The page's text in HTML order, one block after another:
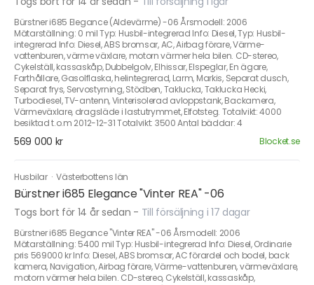
Bürstner i685 Elegance (Aldevärme) -06 Årsmodell: 2006
Mätarställning: 0 mil Typ: Husbil-integrerad Info: Diesel, Typ: Husbil-
integrerad Info: Diesel, ABS bromsar, AC, Airbag förare, Värme-
vattenburen, värme växlare, motorn värmer hela bilen. CD-stereo,
Cykelställ, kassaskåp, Dubbelgolv, Elhissar, Elspeglar, En ägare,
Farthållare, Gasolflaska, helintegrerad, Larm, Markis, Separat dusch,
Separat frys, Servostyrning, Stödben, Taklucka, Taklucka Hecki,
Turbodiesel, TV-antenn, Vinterisolerad avloppstank, Backamera,
Värmeväxlare, dragsläde i lastutrymmet, Elfotsteg. Totalvikt: 4000
besiktad t.o.m 2012-12-31 Totalvikt: 3500 Antal bäddar: 4
569 000 kr Blocket.se
Husbilar ·Västerbottens län
Bürstner i685 Elegance "Vinter REA" -06
Togs bort för 14 år sedan - Till försäljning i 17 dagar
Bürstner i685 Elegance "Vinter REA" -06 Årsmodell: 2006
Mätarställning: 5400 mil Typ: Husbil-integrerad Info: Diesel, Ordinarie
pris 569000 kr Info: Diesel, ABS bromsar, AC förardel och bodel, back
kamera, Navigation, Airbag förare, Värme-vattenburen, värmeväxlare,
motorn värmer hela bilen. CD-stereo, Cykelställ, kassaskåp,